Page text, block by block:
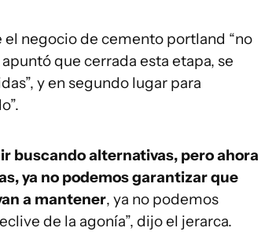
negocio de cemento portland “no
que cerrada esta etapa, se
y en segundo lugar para
buscando alternativas, pero ahora
ya no podemos garantizar que
a mantener, ya no podemos
de la agonía”, dijo el jerarca.